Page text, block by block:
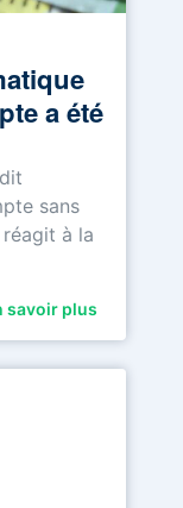
a été
sans
à la
savoir plus